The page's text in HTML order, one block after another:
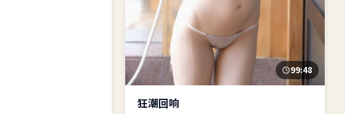
99:48
狂潮回响